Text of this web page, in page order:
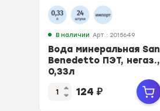
В наличии Арт.: 2015649
Вода минеральная San
Benedetto ПЭТ, негаз.,
0,33л
124 ₽